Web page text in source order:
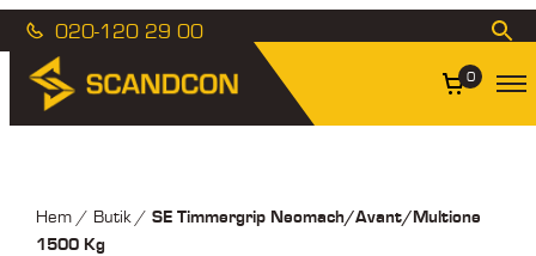
020-120 29 00
0
Hem/ Butik/ SE Timmergrip Neomach/Avant/Multione
1500 Kg